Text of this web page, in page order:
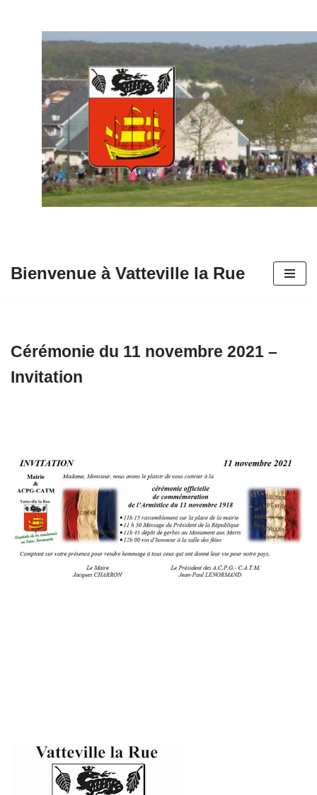
contenu
Bienvenue à Vatteville la Rue
Cérémonie du 11 novembre 2021 –
Invitation